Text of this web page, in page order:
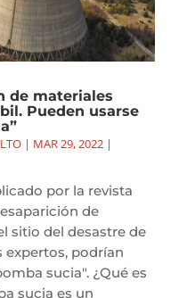
de materiales
Pueden usarse
| MAR 29, 2022|
por la revista
de
sitio del desastre de
expertos, podrían
sucia". ¿Qué es
sucia es un